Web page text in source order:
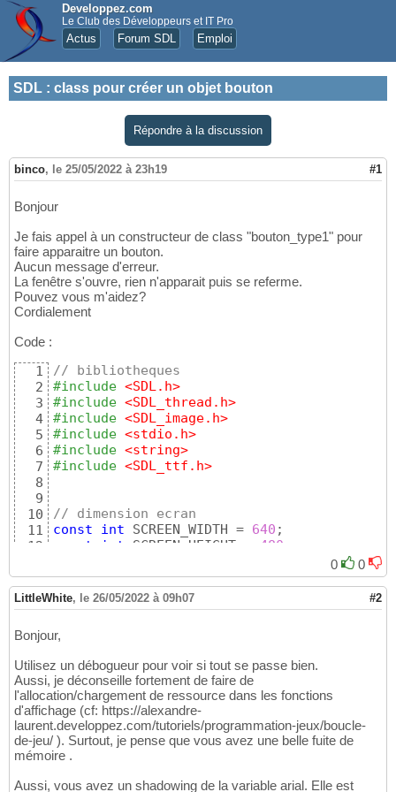
Developpez.com
Le Club des Développeurs et IT Pro
Actus Forum SDL Emploi
SDL : class pour créer un objet bouton
Répondre à la discussion
binco, le 25/05/2022 à 23h19 #1
Bonjour
Je fais appel à un constructeur de class "bouton_type1" pour
faire apparaitre un bouton.
Aucun message d'erreur.
La fenêtre s'ouvre, rien n'apparait puis se referme.
Pouvez vous m'aidez?
Cordialement
Code :
1
2
3
4
5
6
7
8
9
10
11
12
14
15
16
18
19
20
21
22
23
24
25
27
// bibliotheques
#include <SDL.h>
#include <SDL_thread.h>
#include <SDL_image.h>
#include <stdio.h>
#include <string>
#include <SDL_ttf.h>
// dimension ecran
const
int SCREEN_WIDTH = 640
const
int SCREEN_HEIGHT = 480
// declaration de variables
SDL_Window* gWindow =
SDL_Renderer* gRenderer = NULL;
SDL_Rect* clip = NULL
double angle = 0.0 ;
SDL_Point* center = NULL;
SDL_RendererFlip flip = SDL_FLIP_NONE;
class
{
0 0
LittleWhite, le 26/05/2022 à 09h07 #2
Bonjour,
Utilisez un débogueur pour voir si tout se passe bien.
Aussi, je déconseille fortement de faire de
l'allocation/chargement de ressource dans les fonctions
d'affichage (cf: https://alexandre-
laurent.developpez.com/tutoriels/programmation-jeux/boucle-
de-jeu/ ). Surtout, je pense que vous avez une belle fuite de
mémoire .
Aussi, vous avez un shadowing de la variable arial. Elle est